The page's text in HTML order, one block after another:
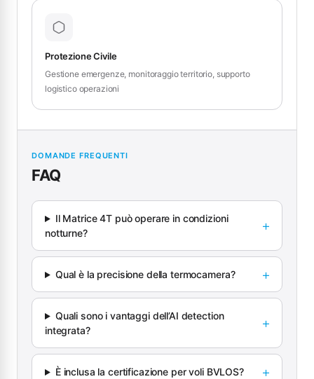
Protezione Civile
Gestione emergenze, monitoraggio territorio, supporto
logistico operazioni
DOMANDE FREQUENTI
FAQ
Il Matrice 4T può operare in condizioni
notturne?
Qual è la precisione della termocamera?
Quali sono i vantaggi dell’AI detection
integrata?
È inclusa la certificazione per voli BVLOS?